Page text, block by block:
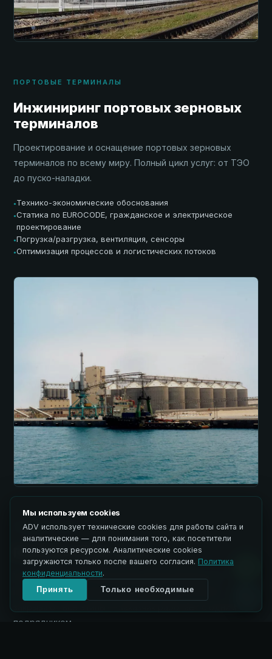
ПОРТОВЫЕ ТЕРМИНАЛЫ
Инжиниринг портовых зерновых
терминалов
Проектирование и оснащение портовых зерновых
терминалов по всему миру. Полный цикл услуг: от ТЭО
до пуско-наладки.
● Технико-экономические обоснования
●Статика по EUROCODE, гражданское и электрическое
проектирование
●Погрузка/разгрузка, вентиляция, сенсоры
●Оптимизация процессов и логистических потоков
TURNKEY PLUS
Полный EPCM-цикл
Управление всем жизненным циклом проекта: от
концепции до эксплуатации. Инженеры PETKUS
подрядчиком.
Мы используем cookies
ADV использует технические cookies для работы сайта и
аналитические — для понимания того, как посетители
пользуются ресурсом. Аналитические cookies
загружаются только после вашего согласия. Политика
конфиденциальности.
Принять Только необходимые